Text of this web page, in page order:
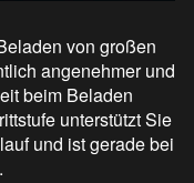
von großen
angenehmer und
beim Beladen
unterstützt Sie
und ist gerade bei